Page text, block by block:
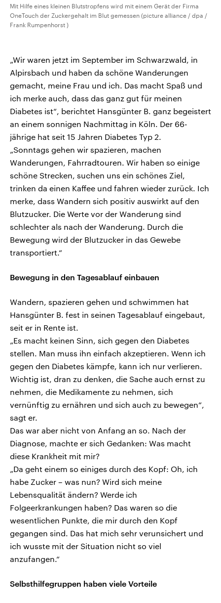
Mit Hilfe eines kleinen Blutstropfens wird mit einem Gerät der Firma
OneTouch der Zuckergehalt im Blut gemessen (picture alliance / dpa /
Frank Rumpenhorst )
„Wir waren jetzt im September im Schwarzwald, in
Alpirsbach und haben da schöne Wanderungen
gemacht, meine Frau und ich. Das macht Spaß und
ich merke auch, dass das ganz gut für meinen
Diabetes ist“, berichtet Hansgünter B. ganz begeistert
an einem sonnigen Nachmittag in Köln. Der 66-
jährige hat seit 15 Jahren Diabetes Typ 2.
„Sonntags gehen wir spazieren, machen
Wanderungen, Fahrradtouren. Wir haben so einige
schöne Strecken, suchen uns ein schönes Ziel,
trinken da einen Kaffee und fahren wieder zurück. Ich
merke, dass Wandern sich positiv auswirkt auf den
Blutzucker. Die Werte vor der Wanderung sind
schlechter als nach der Wanderung. Durch die
Bewegung wird der Blutzucker in das Gewebe
transportiert.“
Bewegung in den Tagesablauf einbauen
Wandern, spazieren gehen und schwimmen hat
Hansgünter B. fest in seinen Tagesablauf eingebaut,
seit er in Rente ist.
„Es macht keinen Sinn, sich gegen den Diabetes
stellen. Man muss ihn einfach akzeptieren. Wenn ich
gegen den Diabetes kämpfe, kann ich nur verlieren.
Wichtig ist, dran zu denken, die Sache auch ernst zu
nehmen, die Medikamente zu nehmen, sich
vernünftig zu ernähren und sich auch zu bewegen“,
sagt er.
Das war aber nicht von Anfang an so. Nach der
Diagnose, machte er sich Gedanken: Was macht
diese Krankheit mit mir?
„Da geht einem so einiges durch des Kopf: Oh, ich
habe Zucker – was nun? Wird sich meine
Lebensqualität ändern? Werde ich
Folgeerkrankungen haben? Das waren so die
wesentlichen Punkte, die mir durch den Kopf
gegangen sind. Das hat mich sehr verunsichert und
ich wusste mit der Situation nicht so viel
anzufangen.“
Selbsthilfegruppen haben viele Vorteile